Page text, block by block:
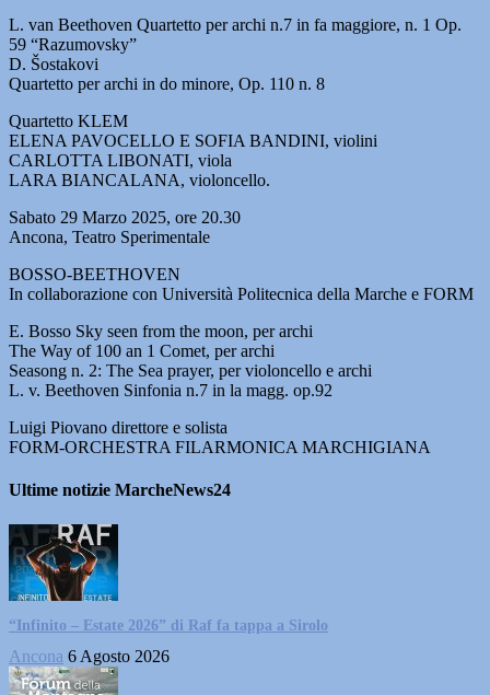
L. van Beethoven Quartetto per archi n.7 in fa maggiore, n. 1 Op.
59 “Razumovsky”
D. Šostakovi
Quartetto per archi in do minore, Op. 110 n. 8
Quartetto KLEM
ELENA PAVOCELLO E SOFIA BANDINI, violini
CARLOTTA LIBONATI, viola
LARA BIANCALANA, violoncello.
Sabato 29 Marzo 2025, ore 20.30
Ancona, Teatro Sperimentale
BOSSO-BEETHOVEN
In collaborazione con Università Politecnica della Marche e FORM
E. Bosso Sky seen from the moon, per archi
The Way of 100 an 1 Comet, per archi
Seasong n. 2: The Sea prayer, per violoncello e archi
L. v. Beethoven Sinfonia n.7 in la magg. op.92
Luigi Piovano direttore e solista
FORM-ORCHESTRA FILARMONICA MARCHIGIANA
Ultime notizie MarcheNews24
“Infinito – Estate 2026” di Raf fa tappa a Sirolo
Ancona 6 Agosto 2026